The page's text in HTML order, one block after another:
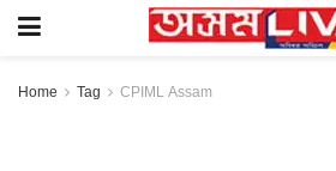
Home Tag CPIML Assam